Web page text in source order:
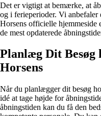
Det er vigtigt at bemærke, at
og i ferieperioder. Vi
Horsens officielle hjemmeside
de mest opdaterede
Planlæg Dit Besøg
Horsens
Når du planlægger dit besøg
idé at tage højde for
åbningstiden kan du få den